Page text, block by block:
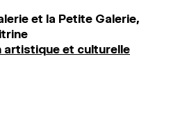
et la Petite Galerie,
artistique et culturelle